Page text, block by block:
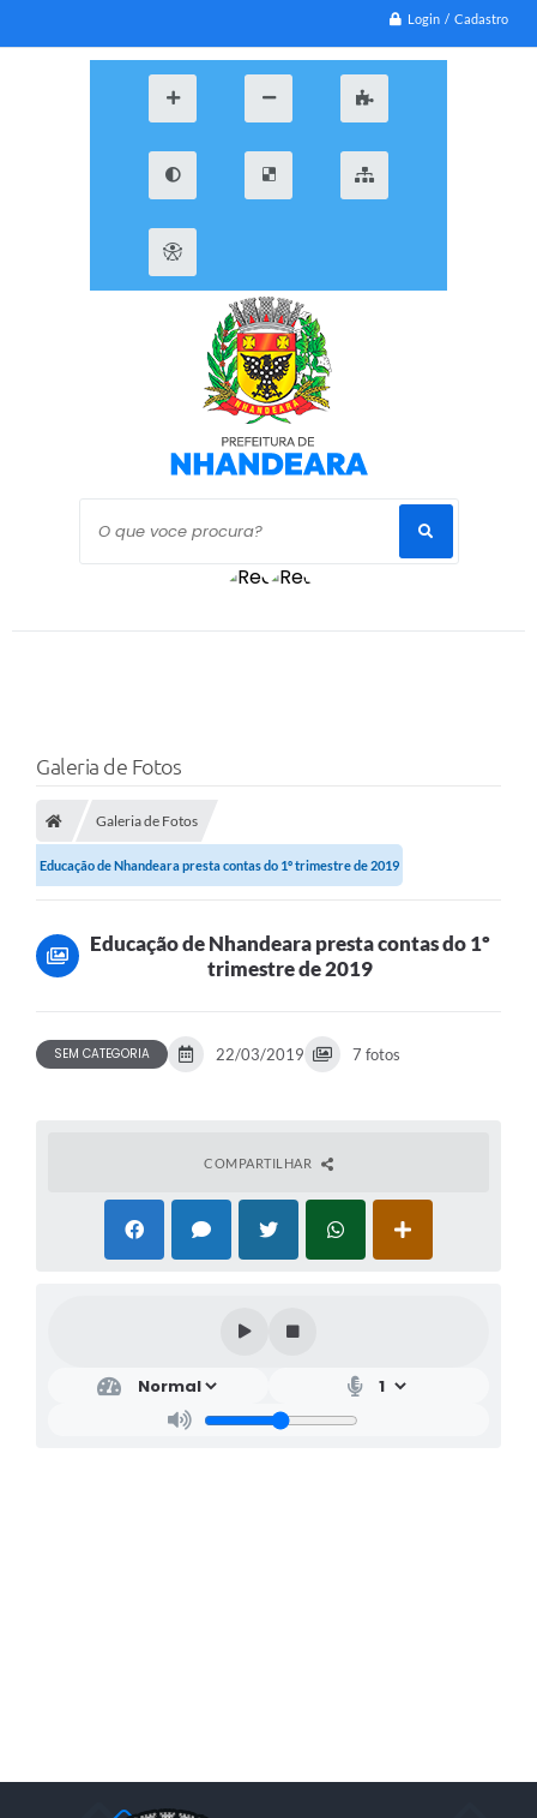
Login / Cadastro
O que voce procura?
Galeria de Fotos
Galeria de Fotos
Educação de Nhandeara presta contas do 1º trimestre de 2019
Educação de Nhandeara presta contas do 1º
trimestre de 2019
SEM CATEGORIA 22/03/2019 7 fotos
COMPARTILHAR